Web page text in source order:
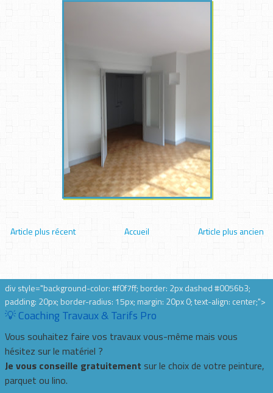
Article plus récent Article plus ancien
Accueil
div style="background-color: #f0f7ff; border: 2px dashed #0056b3;
padding: 20px; border-radius: 15px; margin: 20px 0; text-align: center;">
💡 Coaching Travaux & Tarifs Pro
Vous souhaitez faire vos travaux vous-même mais vous
hésitez sur le matériel ?
Je vous conseille gratuitement sur le choix de votre peinture,
parquet ou lino.